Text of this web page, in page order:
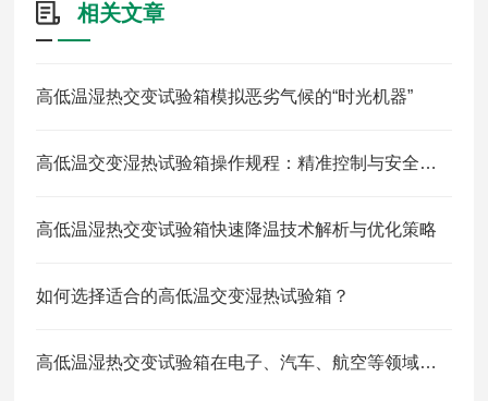
相关文章
高低温湿热交变试验箱模拟恶劣气候的“时光机器”
高低温交变湿热试验箱操作规程：精准控制与安全防护全解析
高低温湿热交变试验箱快速降温技术解析与优化策略
如何选择适合的高低温交变湿热试验箱？
高低温湿热交变试验箱在电子、汽车、航空等领域中的应用